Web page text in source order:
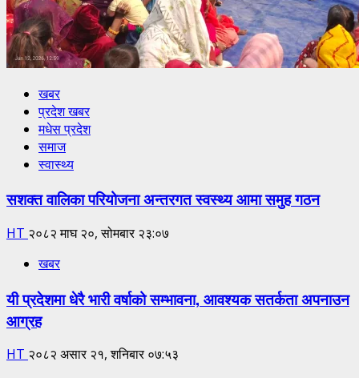
खबर
प्रदेश खबर
मधेस प्रदेश
समाज
स्वास्थ्य
सशक्त वालिका परियोजना अन्तरगत स्वस्थ्य आमा समुह गठन
HT २०८२ माघ २०, सोमबार २३:०७
खबर
यी प्रदेशमा धेरै भारी वर्षाको सम्भावना, आवश्यक सतर्कता अपनाउन
आग्रह
HT २०८२ असार २१, शनिबार ०७:५३